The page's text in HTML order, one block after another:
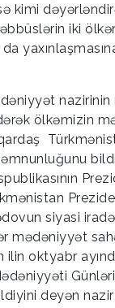
kimi
iki
nazirinin
ölkəmizin
siyasi
mədəniyyət
ilin oktyabr
deyən